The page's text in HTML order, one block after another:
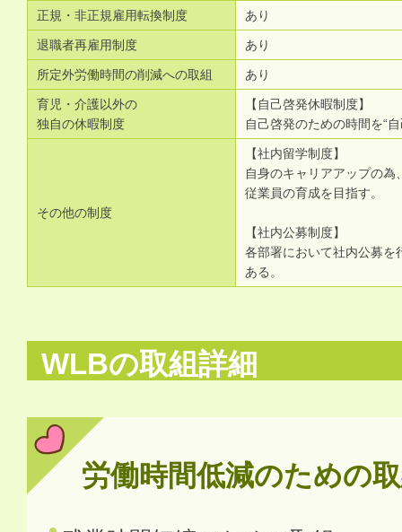
正規・非正規雇用転換制度 あり
退職者再雇用制度 あり
所定外労働時間の削減への取組 あり
育児・介護以外の
独自の休暇制度
【自己啓発休暇制度】
自己啓発のための時間を“
その他の制度
【社内留学制度】
自身のキャリアアップの
従業員の育成を目指す。
【社内公募制度】
各部署において社内公募を
ある。
WLBの取組詳細
労働時間低減のための